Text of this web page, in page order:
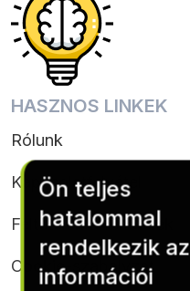
HASZNOS LINKEK
Rólunk
Kapcsolatfelvétel
Feltételek & feltételek
Cookie-szabályzat
Ön teljes
hatalommal
rendelkezik az
információi